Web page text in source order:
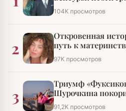
разбирательства
104К просмотров
2
Откровенная
путь к
97К просмотров
3
Триумф
Шурочкина
императора»
91,2К просмотров